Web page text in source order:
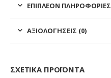
ΕΠΙΠΛΈΟΝ ΠΛΗΡΟΦΟΡΊΕΣ
ΑΞΙΟΛΟΓΉΣΕΙΣ (0)
ΣΧΕΤΙΚΆ ΠΡΟΪΌΝΤΑ